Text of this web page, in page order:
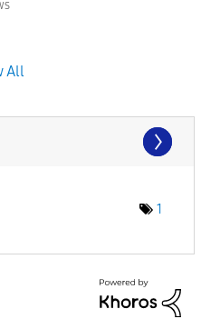
All
1